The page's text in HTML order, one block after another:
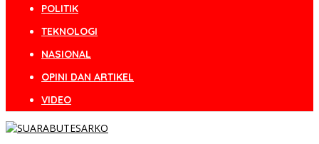
POLITIK
TEKNOLOGI
NASIONAL
OPINI DAN ARTIKEL
VIDEO